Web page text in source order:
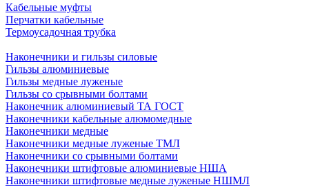
Кабельные муфты
Перчатки кабельные
Термоусадочная трубка
Наконечники и гильзы силовые
Гильзы алюминиевые
Гильзы медные луженые
Гильзы со срывными болтами
Наконечник алюминиевый ТА ГОСТ
Наконечники кабельные алюмомедные
Наконечники медные
Наконечники медные луженые ТМЛ
Наконечники со срывными болтами
Наконечники штифтовые алюминиевые НША
Наконечники штифтовые медные луженые НШМЛ